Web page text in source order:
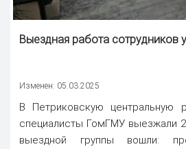
Выездная работа сотрудников
Изменен: 05.03.2025
В Петриковскую центральную
специалисты ГомГМУ выезжали
выездной группы вошли: